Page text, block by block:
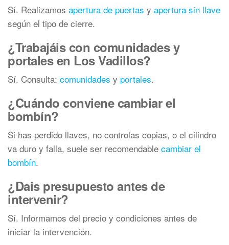
Sí. Realizamos apertura de puertas y apertura sin llave
según el tipo de cierre.
¿Trabajáis con comunidades y
portales en Los Vadillos?
Sí. Consulta: comunidades y portales.
¿Cuándo conviene cambiar el
bombín?
Si has perdido llaves, no controlas copias, o el cilindro
va duro y falla, suele ser recomendable cambiar el
bombín.
¿Dais presupuesto antes de
intervenir?
Sí. Informamos del precio y condiciones antes de
iniciar la intervención.